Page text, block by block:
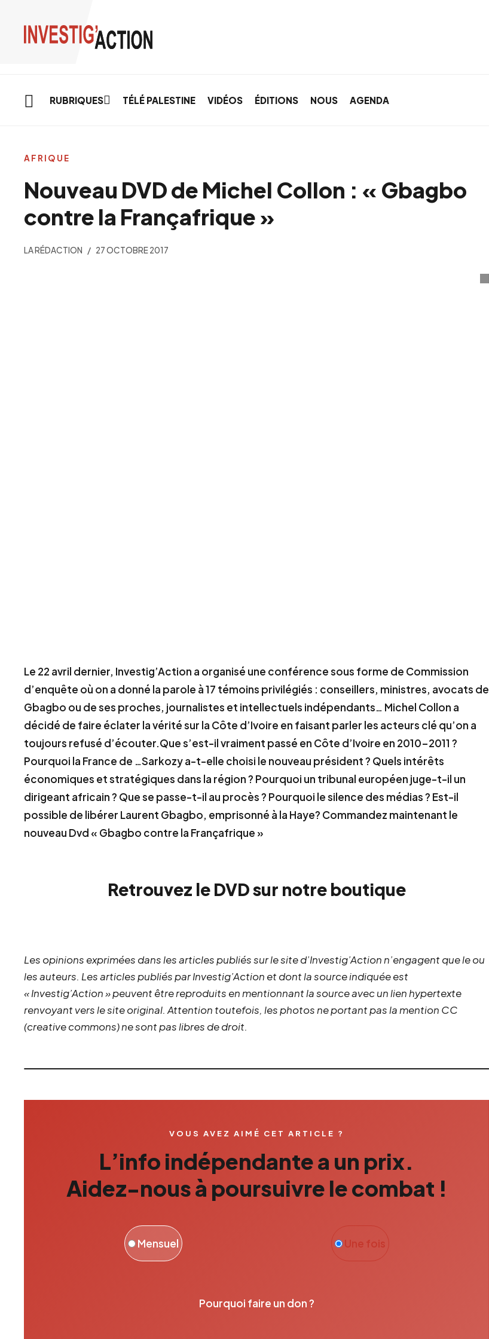
RUBRIQUES TÉLÉ PALESTINE VIDÉOS ÉDITIONS NOUS AGENDA
Nouveau DVD de Michel Collon : « Gbagbo
contre la Françafrique »
LA RÉDACTION 27 OCTOBRE 2017
Le 22 avril dernier, Investig’Action a organisé une conférence sous forme de Commission
d’enquête où on a donné la parole à 17 témoins privilégiés : conseillers, ministres, avocats de
Gbagbo ou de ses proches, journalistes et intellectuels indépendants… Michel Collon a
décidé de faire éclater la vérité sur la Côte d’Ivoire en faisant parler les acteurs clé qu’on a
toujours refusé d’écouter.Que s’est-il vraiment passé en Côte d’Ivoire en 2010-2011 ?
Pourquoi la France de …Sarkozy a-t-elle choisi le nouveau président ? Quels intérêts
économiques et stratégiques dans la région ? Pourquoi un tribunal européen juge-t-il un
dirigeant africain ? Que se passe-t-il au procès ? Pourquoi le silence des médias ? Est-il
possible de libérer Laurent Gbagbo, emprisonné à la Haye? Commandez maintenant le
nouveau Dvd « Gbagbo contre la Françafrique »
Retrouvez le DVD sur notre boutique
AFRIQUE
Les opinions exprimées dans les articles publiés sur le site d’Investig’Action n’engagent que le ou
les auteurs. Les articles publiés par Investig’Action et dont la source indiquée est
« Investig’Action » peuvent être reproduits en mentionnant la source avec un lien hypertexte
renvoyant vers le site original. Attention toutefois, les photos ne portant pas la mention CC
(creative commons) ne sont pas libres de droit.
VOUS AVEZ AIMÉ CET ARTICLE ?
L’info indépendante a un prix.
Aidez-nous à poursuivre le combat !
Une fois
Mensuel
Pourquoi faire un don ?